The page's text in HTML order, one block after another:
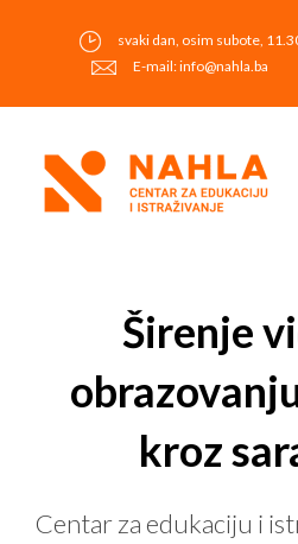
svaki dan, osim subote,
E-mail:
Širenje
kroz
Centar za edukaciju i